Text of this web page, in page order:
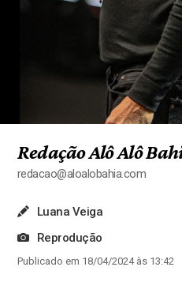
Redação Alô Alô
redacao@aloalobahia.com
Luana Veiga
Reprodução
Publicado em 18/04/2024 às 13:42